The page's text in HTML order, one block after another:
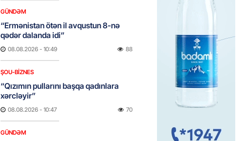
GÜNDƏM
“Ermənistan ötən il avqustun 8-nə
qədər dalanda idi”
08.08.2026 - 10:49 88
ŞOU-BIZNES
“Qızımın pullarını başqa qadınlara
xərcləyir”
08.08.2026 - 10:47 70
GÜNDƏM